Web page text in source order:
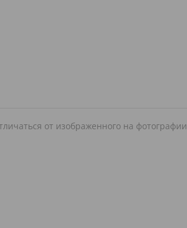
от изображенного на фотографии